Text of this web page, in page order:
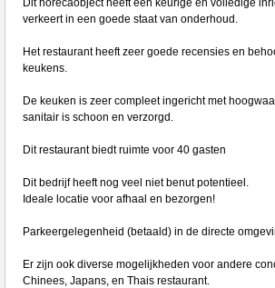
Dit horecaobject heeft een keurige en volledige
verkeert in een goede staat van onderhoud.
Het restaurant heeft zeer goede recensies en
keukens.
De keuken is zeer compleet ingericht met
sanitair is schoon en verzorgd.
Dit restaurant biedt ruimte voor 40 gasten
Dit bedrijf heeft nog veel niet benut potentieel.
Ideale locatie voor afhaal en bezorgen!
Parkeergelegenheid (betaald) in de directe
Er zijn ook diverse mogelijkheden voor andere
Chinees, Japans, en Thais restaurant.